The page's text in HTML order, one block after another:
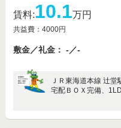
賃料:10.1万円
共益費：4000円
敷金／礼金： -／-
ＪＲ東海道本線 辻
宅配ＢＯＸ完備、